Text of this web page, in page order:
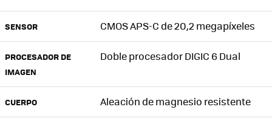
SENSOR CMOS APS-C de 20,2 megapíxeles
PROCESADOR DE
IMAGEN
Doble procesador DIGIC 6 Dual
CUERPO Aleación de magnesio resistente